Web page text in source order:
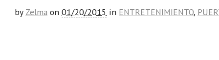
by Zelma on 01/20/2015 in ENTRETENIMIENTO,